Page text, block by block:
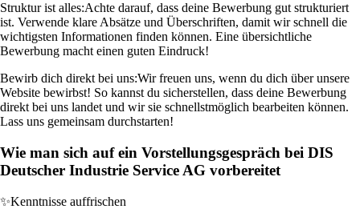
Struktur ist alles:Achte darauf, dass deine Bewerbung gut strukturiert
ist. Verwende klare Absätze und Überschriften, damit wir schnell die
wichtigsten Informationen finden können. Eine übersichtliche
Bewerbung macht einen guten Eindruck!
Bewirb dich direkt bei uns:Wir freuen uns, wenn du dich über unsere
Website bewirbst! So kannst du sicherstellen, dass deine Bewerbung
direkt bei uns landet und wir sie schnellstmöglich bearbeiten können.
Lass uns gemeinsam durchstarten!
Wie man sich auf ein Vorstellungsgespräch bei DIS
Deutscher Industrie Service AG vorbereitet
✨Kenntnisse auffrischen